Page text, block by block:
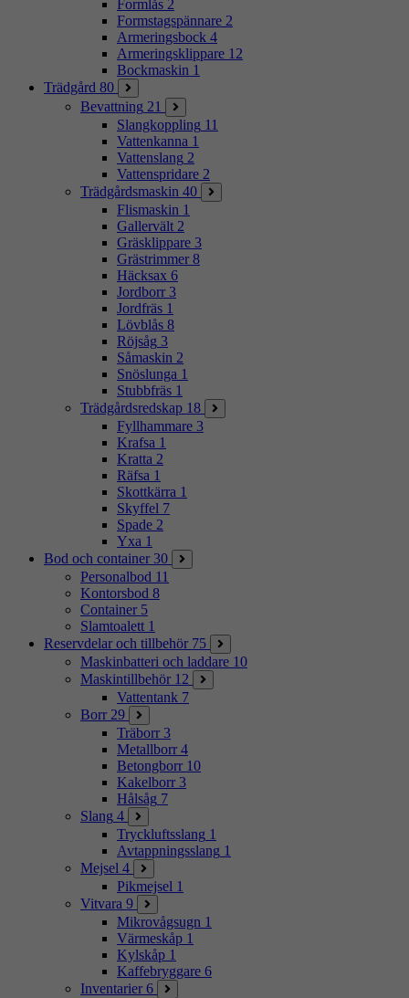
Formlås 2
Formstagspännare 2
Armeringsbock 4
Armeringsklippare 12
Bockmaskin 1
Trädgård 80
Bevattning 21
Slangkoppling 11
Vattenkanna 1
Vattenslang 2
Vattenspridare 2
Trädgårdsmaskin 40
Flismaskin 1
Gallervält 2
Gräsklippare 3
Grästrimmer 8
Häcksax 6
Jordborr 3
Jordfräs 1
Lövblås 8
Röjsåg 3
Såmaskin 2
Snöslunga 1
Stubbfräs 1
Trädgårdsredskap 18
Fyllhammare 3
Krafsa 1
Kratta 2
Räfsa 1
Skottkärra 1
Skyffel 7
Spade 2
Yxa 1
Bod och container 30
Personalbod 11
Kontorsbod 8
Container 5
Slamtoalett 1
Reservdelar och tillbehör 75
Maskinbatteri och laddare 10
Maskintillbehör 12
Vattentank 7
Borr 29
Träborr 3
Metallborr 4
Betongborr 10
Kakelborr 3
Hålsåg 7
Slang 4
Tryckluftsslang 1
Avtappningsslang 1
Mejsel 4
Pikmejsel 1
Vitvara 9
Mikrovågsugn 1
Värmeskåp 1
Kylskåp 1
Kaffebryggare 6
Inventarier 6